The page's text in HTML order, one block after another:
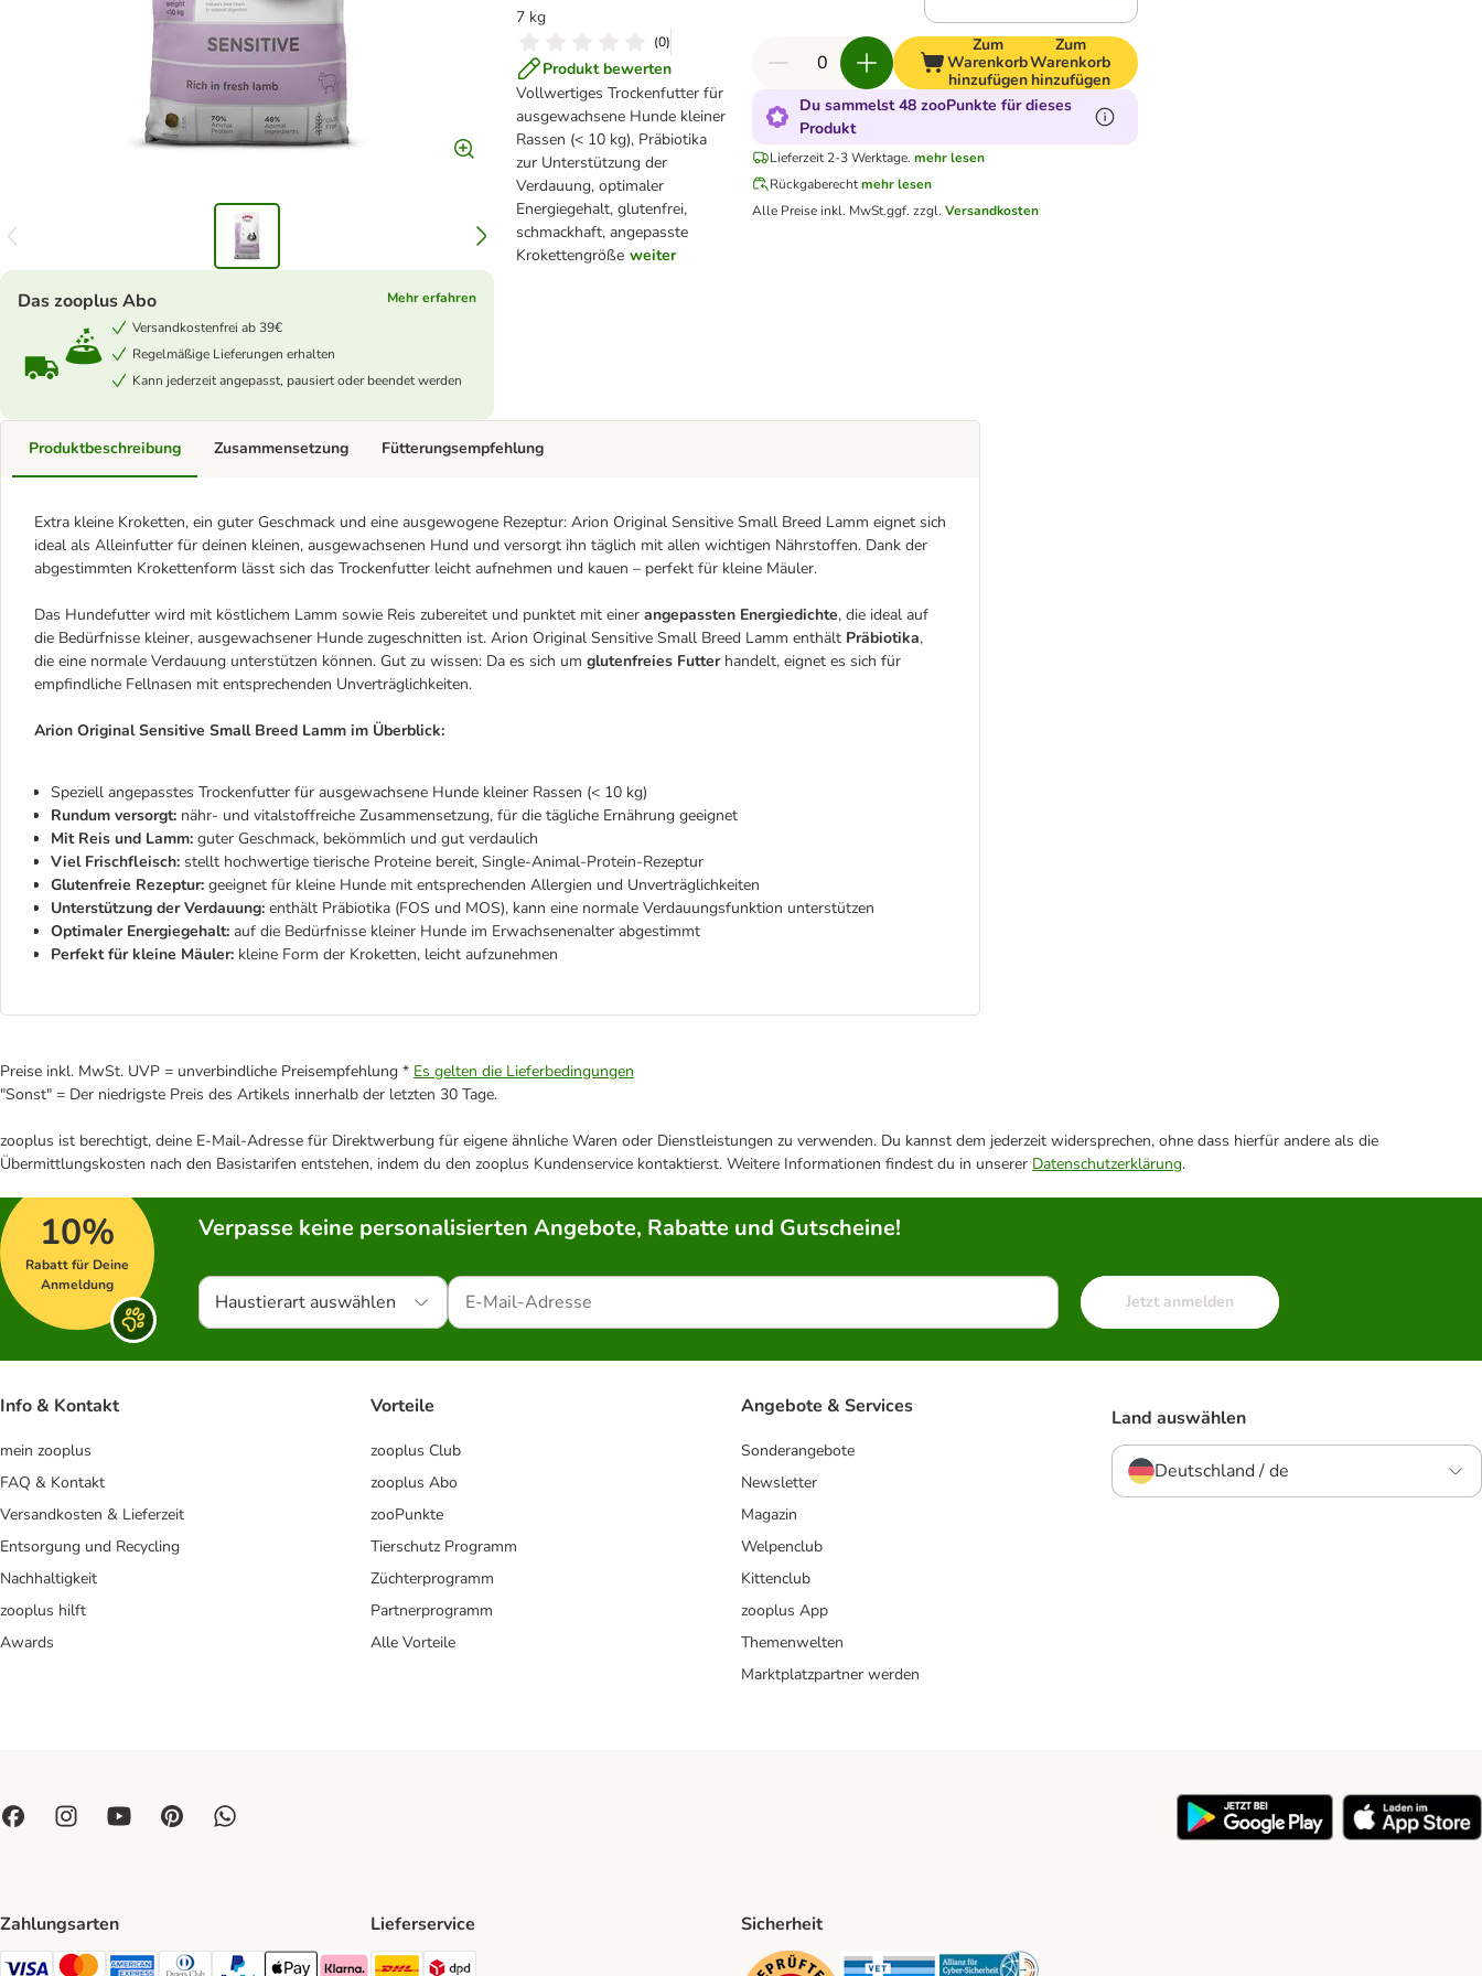
7 kg
(0)
Produkt bewerten
Vollwertiges Trockenfutter für
ausgewachsene Hunde kleiner
Rassen (< 10 kg), Präbiotika
zur Unterstützung der
Verdauung, optimaler
Energiegehalt, glutenfrei,
schmackhaft, angepasste
Krokettengröße weiter
Das zooplus Abo
Mehr erfahren
Versandkostenfrei ab 39€
Regelmäßige Lieferungen erhalten
Kann jederzeit angepasst, pausiert oder beendet werden
Zum
Warenkorb
hinzufügen
Zum
Warenkorb
hinzufügen
Du sammelst 48 zooPunkte für dieses
Produkt
Lieferzeit 2-3 Werktage. mehr lesen
Rückgaberechtmehr lesen
Alle Preise inkl. MwSt.ggf. zzgl. Versandkosten
Produktbeschreibung
Extra kleine Kroketten, ein guter Geschmack und eine ausgewogene Rezeptur: Arion Original Sensitive Small Breed Lamm eignet sich
ideal als Alleinfutter für deinen kleinen, ausgewachsenen Hund und versorgt ihn täglich mit allen wichtigen Nährstoffen. Dank der
abgestimmten Krokettenform lässt sich das Trockenfutter leicht aufnehmen und kauen – perfekt für kleine Mäuler.
Das Hundefutter wird mit köstlichem Lamm sowie Reis zubereitet und punktet mit einer angepassten Energiedichte, die ideal auf
die Bedürfnisse kleiner, ausgewachsener Hunde zugeschnitten ist. Arion Original Sensitive Small Breed Lamm enthält Präbiotika,
die eine normale Verdauung unterstützen können. Gut zu wissen: Da es sich um glutenfreies Futter handelt, eignet es sich für
empfindliche Fellnasen mit entsprechenden Unverträglichkeiten.
Arion Original Sensitive Small Breed Lamm im Überblick:
Speziell angepasstes Trockenfutter für ausgewachsene Hunde kleiner Rassen (< 10 kg)
Rundum versorgt: nähr- und vitalstoffreiche Zusammensetzung, für die tägliche Ernährung geeignet
Mit Reis und Lamm: guter Geschmack, bekömmlich und gut verdaulich
Viel Frischfleisch: stellt hochwertige tierische Proteine bereit, Single-Animal-Protein-Rezeptur
Glutenfreie Rezeptur: geeignet für kleine Hunde mit entsprechenden Allergien und Unverträglichkeiten
Unterstützung der Verdauung: enthält Präbiotika (FOS und MOS), kann eine normale Verdauungsfunktion unterstützen
Optimaler Energiegehalt: auf die Bedürfnisse kleiner Hunde im Erwachsenenalter abgestimmt
Perfekt für kleine Mäuler: kleine Form der Kroketten, leicht aufzunehmen
Zusammensetzung Fütterungsempfehlung
Preise inkl. MwSt. UVP = unverbindliche Preisempfehlung * Es gelten die Lieferbedingungen
"Sonst" = Der niedrigste Preis des Artikels innerhalb der letzten 30 Tage.
zooplus ist berechtigt, deine E-Mail-Adresse für Direktwerbung für eigene ähnliche Waren oder Dienstleistungen zu verwenden. Du kannst dem jederzeit widersprechen, ohne dass hierfür andere als die
Übermittlungskosten nach den Basistarifen entstehen, indem du den zooplus Kundenservice kontaktierst. Weitere Informationen findest du in unserer Datenschutzerklärung.
10%
Rabatt für Deine
Anmeldung
Verpasse keine personalisierten Angebote, Rabatte und Gutscheine!
Haustierart auswählen Jetzt anmelden
Info & Kontakt
mein zooplus
FAQ & Kontakt
Versandkosten & Lieferzeit
Entsorgung und Recycling
Nachhaltigkeit
zooplus hilft
Awards
Vorteile
zooplus Club
zooplus Abo
zooPunkte
Tierschutz Programm
Züchterprogramm
Partnerprogramm
Alle Vorteile
Angebote & Services
Sonderangebote
Newsletter
Magazin
Welpenclub
Kittenclub
zooplus App
Themenwelten
Marktplatzpartner werden
Land auswählen
Deutschland / de
Zahlungsarten Lieferservice
DHL Shipping Method
Sicherheit
Security Security Security